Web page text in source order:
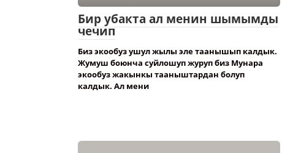
Бир убакта ал менин шымымды
чечип
Биз экообуз ушул жылы эле таанышып калдык.
Жумуш боюнча суйлошуп журуп биз Мунара
экообуз жакынкы тааныштардан болуп
калдык. Ал мени